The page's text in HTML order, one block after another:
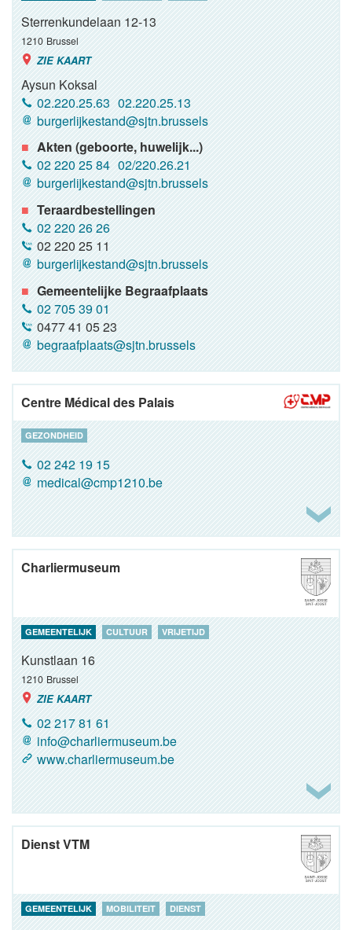
Sterrenkundelaan 12-13
1210 Brussel
ZIE KAART
Aysun Koksal
02.220.25.63 02.220.25.13
burgerlijkestand@sjtn.brussels
Akten (geboorte, huwelijk...)
02 220 25 84 02/220.26.21
burgerlijkestand@sjtn.brussels
Teraardbestellingen
02 220 26 26
02 220 25 11
burgerlijkestand@sjtn.brussels
Gemeentelijke Begraafplaats
02 705 39 01
0477 41 05 23
begraafplaats@sjtn.brussels
Centre Médical des Palais
GEZONDHEID
02 242 19 15
medical@cmp1210.be
Charliermuseum
GEMEENTELIJK CULTUUR VRIJETIJD
Kunstlaan 16
1210 Brussel
ZIE KAART
02 217 81 61
info@charliermuseum.be
www.charliermuseum.be
Dienst VTM
GEMEENTELIJK MOBILITEIT DIENST